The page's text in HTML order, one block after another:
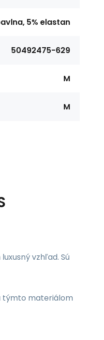
5% elastan
50492475-629
M
M
vzhľad. Sú
týmto materiálom